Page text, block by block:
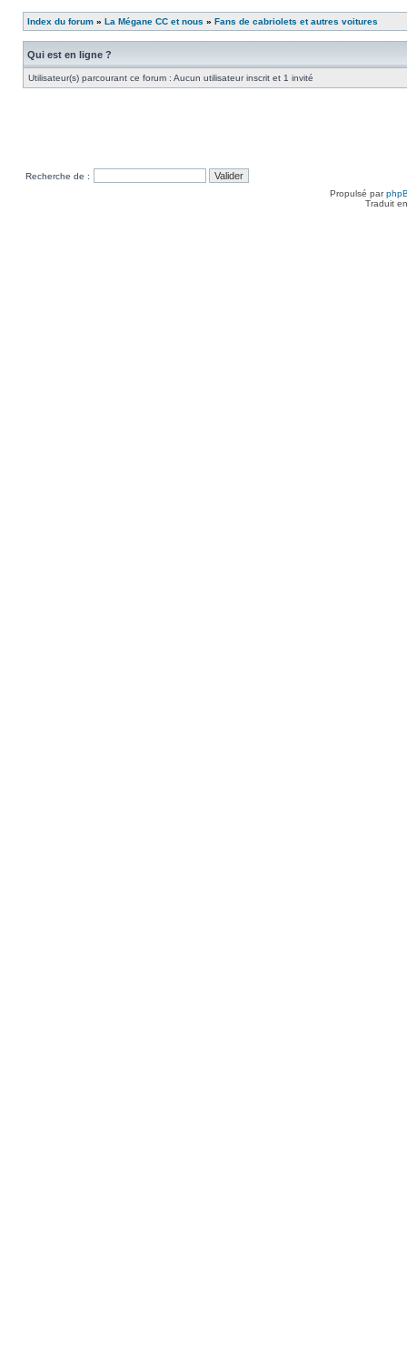
Index du forum » La Mégane CC et nous » Fans de cabriolets et autres voitures
Qui est en ligne ?
Utilisateur(s) parcourant ce forum : Aucun utilisateur inscrit et 1 invité
Recherche de :
Propulsé par
Traduit